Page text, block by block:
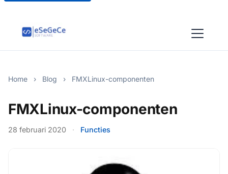
Home › Blog › FMXLinux-componenten
FMXLinux-componenten
28 februari 2020 · Functies